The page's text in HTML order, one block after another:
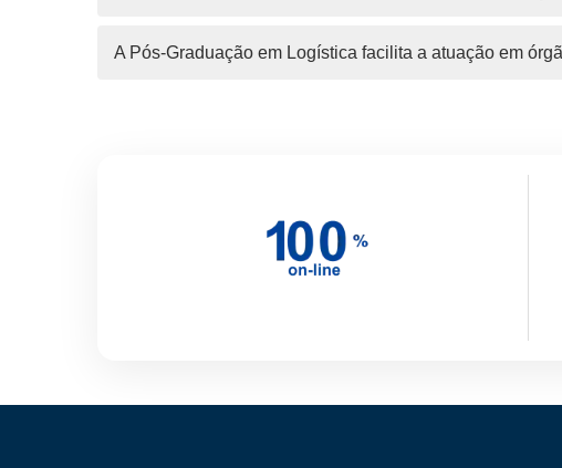
A Pós-Graduação em Logística facilita a atuação em